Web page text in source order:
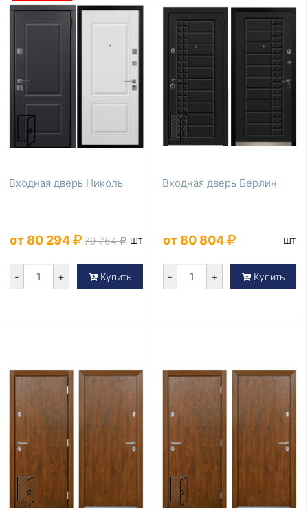
Входная дверь Николь
от 80 294 79 764 шт
- + Купить
Входная дверь Берлин
от 80 804 шт
- + Купить